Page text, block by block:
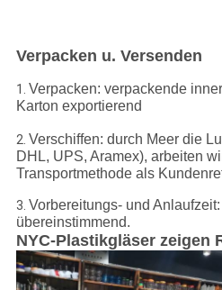
Verpacken u. Versenden
1. Verpacken: verpackende
Karton exportierend
2. Verschiffen: durch Meer die
DHL, UPS, Aramex), arbeiten
Transportmethode als
3. Vorbereitungs- und
übereinstimmend.
NYC-Plastikgläser zeigen